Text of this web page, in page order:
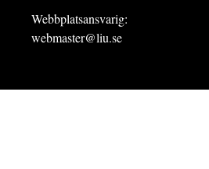
Webbplatsansvarig:
webmaster@liu.se